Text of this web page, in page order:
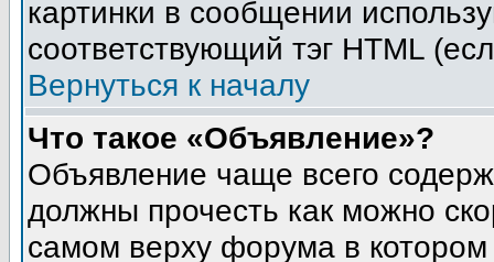
картинки в сообщении
соответствующий тэг HTML
Вернуться к началу
Что такое «Объявление»?
Объявление чаще всего
должны прочесть как можно
самом верху форума в